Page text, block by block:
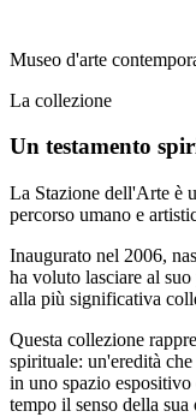
Museo d'arte
La collezione
Un testamento
La Stazione dell'Arte è
percorso umano e
Inaugurato nel 2006,
ha voluto lasciare al
alla più significativa
Questa collezione
spirituale: un'eredità
in uno spazio
tempo il senso della sua